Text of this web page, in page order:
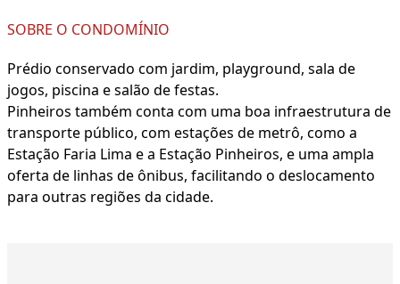
SOBRE O CONDOMÍNIO
Prédio conservado com jardim, playground, sala de
jogos, piscina e salão de festas.
Pinheiros também conta com uma boa infraestrutura de
transporte público, com estações de metrô, como a
Estação Faria Lima e a Estação Pinheiros, e uma ampla
oferta de linhas de ônibus, facilitando o deslocamento
para outras regiões da cidade.